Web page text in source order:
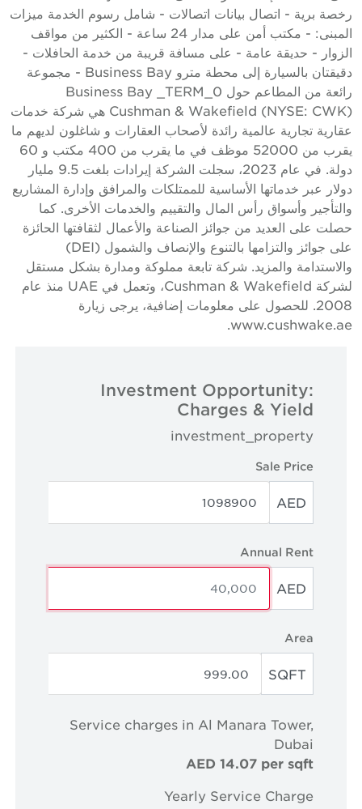
رخصة برية - اتصال بيانات اتصالات - شامل رسوم الخدمة ميزات
المبنى: - مكتب أمن على مدار 24 ساعة - الكثير من مواقف
الزوار - حديقة عامة - على مسافة قريبة من خدمة الحافلات -
دقيقتان بالسيارة إلى محطة مترو Business Bay - مجموعة
رائعة من المطاعم حول Business Bay _TERM_0
Cushman & Wakefield (NYSE: CWK) هي شركة خدمات
عقارية تجارية عالمية رائدة لأصحاب العقارات و شاغلون لديهم ما
يقرب من 52000 موظف في ما يقرب من 400 مكتب و 60
دولة. في عام 2023، سجلت الشركة إيرادات بلغت 9.5 مليار
دولار عبر خدماتها الأساسية للممتلكات والمرافق وإدارة المشاريع
والتأجير وأسواق رأس المال والتقييم والخدمات الأخرى. كما
حصلت على العديد من جوائز الصناعة والأعمال لثقافتها الحائزة
على جوائز والتزامها بالتنوع والإنصاف والشمول (DEI)
والاستدامة والمزيد. شركة تابعة مملوكة ومدارة بشكل مستقل
لشركة Cushman & Wakefield، وتعمل في UAE منذ عام
2008. للحصول على معلومات إضافية، يرجى زيارة
www.cushwake.ae.
Investment Opportunity:
Charges & Yield
investment_property
Sale Price
AED
Annual Rent
AED
Area
SQFT
Service charges in Al Manara Tower,
Dubai
AED 14.07 per sqft
Yearly Service Charge